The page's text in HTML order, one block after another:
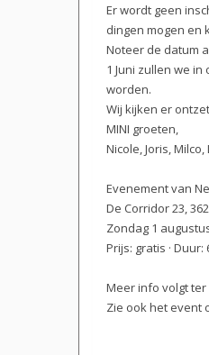
Er wordt geen
dingen mogen en
Noteer de datum
1 Juni zullen we
worden.
Wij kijken er
MINI groeten,
Nicole, Joris, Milco,
Evenement van
De Corridor 23,
Zondag 1
Prijs: gratis · Duur:
Meer info volgt ter
Zie ook het event